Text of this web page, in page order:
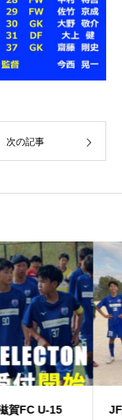
次の記事
JFA高円宮３部上位